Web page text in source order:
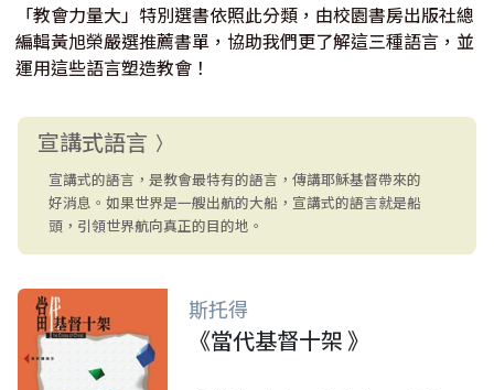
「教會力量大」特別選書依照此分類，由校園書房出版社總
編輯黃旭榮嚴選推薦書單，協助我們更了解這三種語言，並
運用這些語言塑造教會！
宣講式語言
宣講式的語言，是教會最特有的語言，傳講耶穌基督帶來的
好消息。如果世界是一艘出航的大船，宣講式的語言就是船
頭，引領世界航向真正的目的地。
斯托得
《當代基督十架 》